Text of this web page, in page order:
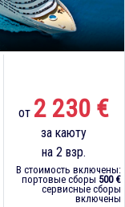
от 2 230 €
за каюту
на 2 взр.
В стоимость включены:
портовые сборы 500 €
сервисные сборы
включены